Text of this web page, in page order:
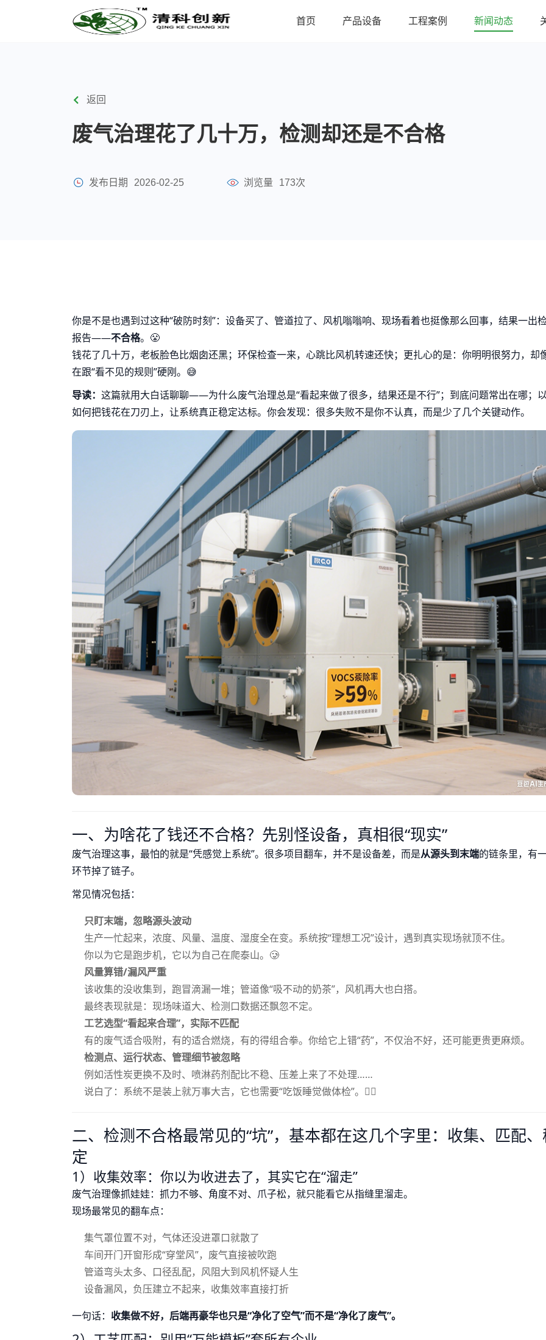
首页 产品设备 工程案例 新闻动态
返回
废气治理花了几十万，检测却还是不合格
发布日期 2026-02-25 浏览量 173次
你是不是也遇到过这种“破防时刻”：设备买了、管道拉了、风机嗡嗡响、现场看着也挺像那么回事，结果一出
报告——不合格。😤
钱花了几十万，老板脸色比烟囱还黑；环保检查一来，心跳比风机转速还快；更扎心的是：你明明很努力，却
在跟“看不见的规则”硬刚。😅
导读： 这篇就用大白话聊聊——为什么废气治理总是“看起来做了很多，结果还是不行”；到底问题常出在哪；
如何把钱花在刀刃上，让系统真正稳定达标。你会发现：很多失败不是你不认真，而是少了几个关键动作。
一、为啥花了钱还不合格？先别怪设备，真相很“现实”
废气治理这事，最怕的就是“凭感觉上系统”。很多项目翻车，并不是设备差，而是从源头到末端的链条里，有
环节掉了链子。
常见情况包括：
只盯末端，忽略源头波动
生产一忙起来，浓度、风量、温度、湿度全在变。系统按“理想工况”设计，遇到真实现场就顶不住。
你以为它是跑步机，它以为自己在爬泰山。🥲
风量算错/漏风严重
该收集的没收集到，跑冒滴漏一堆；管道像“吸不动的奶茶”，风机再大也白搭。
最终表现就是：现场味道大、检测口数据还飘忽不定。
工艺选型“看起来合理”，实际不匹配
有的废气适合吸附，有的适合燃烧，有的得组合拳。你给它上错“药”，不仅治不好，还可能更贵更麻烦。
检测点、运行状态、管理细节被忽略
例如活性炭更换不及时、喷淋药剂配比不稳、压差上来了不处理……
说白了：系统不是装上就万事大吉，它也需要“吃饭睡觉做体检”。😮‍💨
二、检测不合格最常见的“坑”，基本都在这几个字里：收集、匹配
定
1）收集效率：你以为收进去了，其实它在“溜走”
废气治理像抓娃娃：抓力不够、角度不对、爪子松，就只能看它从指缝里溜走。
现场最常见的翻车点：
集气罩位置不对，气体还没进罩口就散了
车间开门开窗形成“穿堂风”，废气直接被吹跑
管道弯头太多、口径乱配，风阻大到风机怀疑人生
设备漏风，负压建立不起来，收集效率直接打折
一句话： 收集做不好，后端再豪华也只是“净化了空气”而不是“净化了废气”。